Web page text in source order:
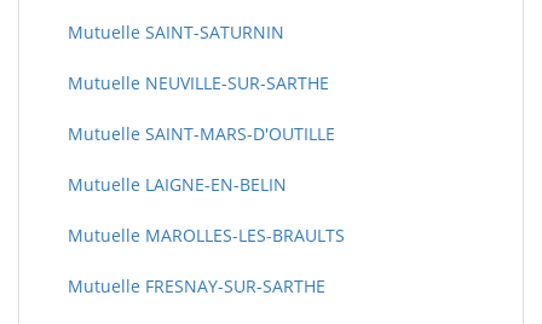
Mutuelle SAINT-SATURNIN
Mutuelle NEUVILLE-SUR-SARTHE
Mutuelle SAINT-MARS-D'OUTILLE
Mutuelle LAIGNE-EN-BELIN
Mutuelle MAROLLES-LES-BRAULTS
Mutuelle FRESNAY-SUR-SARTHE